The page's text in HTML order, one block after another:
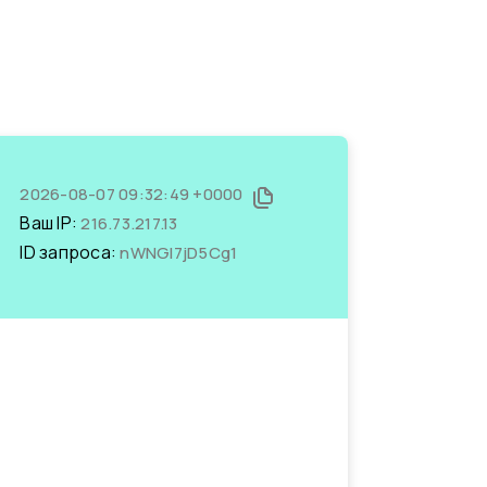
2026-08-07 09:32:49 +0000
Ваш IP:216.73.217.13
ID запроса:nWNGI7jD5Cg1